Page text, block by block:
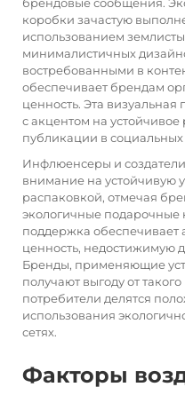
коробки зачастую
использованием
минималистичных
востребованными в
обеспечивает брендам
ценность. Эта визуальная
с акцентом на устойчивое
публикации в социальных
Инфлюенсеры и
внимание на устойчивую
распаковкой, отмечая
экологичные подарочные
поддержка обеспечивает
ценность, недостижимую
Бренды, применяющие
получают выгоду от
потребители делятся
использования
сетях.
Факторы